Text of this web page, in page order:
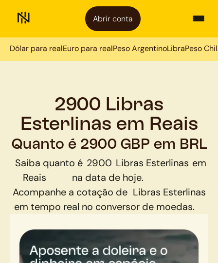
Abrir conta
Dólar para realEuro para realPeso ArgentinoLibraPeso
2900 Libras
Esterlinas em Reais
Quanto é 2900 GBP em BRL
Saiba quanto é 2900 Libras Esterlinas em
Reais
na data de hoje.
Acompanhe a cotação de Libras Esterlinas
em tempo real no conversor de moedas.